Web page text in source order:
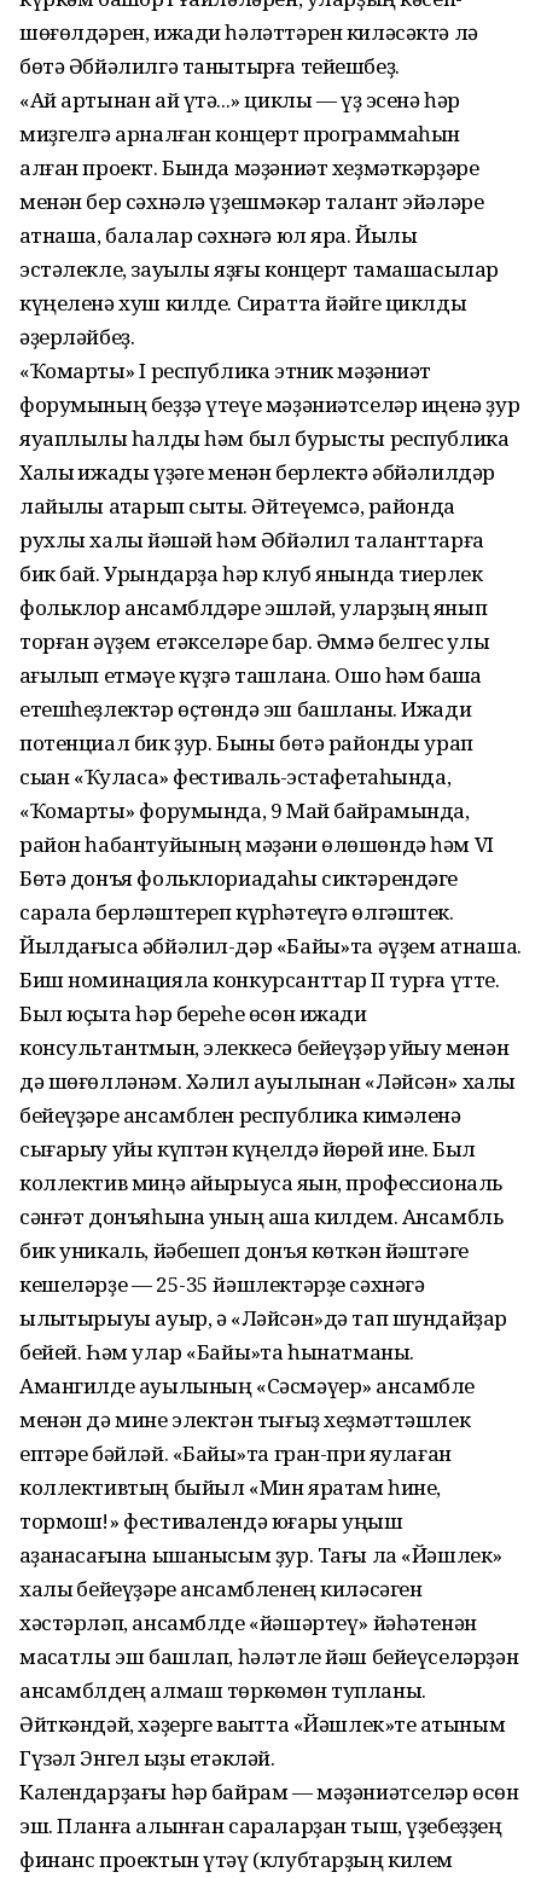
шөғөлдәрен, ижади һәләттәрен киләсәктә лә
бөтә Әбйәлилгә танытырға тейешбеҙ.
«Ай артынан ай үтә...» циклы — үҙ эсенә һәр
миҙгелгә арналған концерт программаһын
алған проект. Бында мәҙәниәт хеҙмәткәрҙәре
менән бер сәхнәлә үҙешмәкәр талант эйәләре
ҡатнаша, балалар сәхнәгә юл яра. Йылы
эстәлекле, зауыҡлы яҙғы концерт тамашасылар
күңеленә хуш килде. Сиратта йәйге циклды
әҙерләйбеҙ.
«Ҡомартҡы» I республика этник мәҙәниәт
форумының беҙҙә үтеүе мәҙәниәтселәр иңенә ҙур
яуаплылыҡ һалды һәм был бурысты республика
Халыҡ ижады үҙәге менән берлектә әбйәлилдәр
лайыҡлы атҡарып сыҡты. Әйтеүемсә, районда
рухлы халыҡ йәшәй һәм Әбйәлил таланттарға
бик бай. Урындарҙа һәр клуб янында тиерлек
фольклор ансамблдәре эшләй, уларҙың янып
торған әүҙем етәкселәре бар. Әммә белгес ҡулы
ҡағылып етмәүе күҙгә ташлана. Ошо һәм башҡа
етешһеҙлектәр өҫтөндә эш башланыҡ. Ижади
потенциал бик ҙур. Быны бөтә районды урап
сыҡҡан «Ҡуласа» фестиваль-эстафетаһында,
«Ҡомартҡы» форумында, 9 Май байрамында,
район һабантуйының мәҙәни өлөшөндә һәм VI
Бөтә донъя фольклориадаһы сиктәрендәге
сарала берләштереп күрһәтеүгә өлгәштек.
Йылдағыса әбйәлил-дәр «Байыҡ»та әүҙем ҡатнаша.
Биш номинацияла конкурсанттар II турға үтте.
Был юҫыҡта һәр береһе өсөн ижади
консультантмын, элеккесә бейеүҙәр ҡуйыу менән
дә шөғөлләнәм. Хәлил ауылынан «Ләйсән» халыҡ
бейеүҙәре ансамблен республика кимәленә
сығарыу уйы күптән күңелдә йөрөй ине. Был
коллектив миңә айырыуса яҡын, профессиональ
сәнғәт донъяһына уның аша килдем. Ансамбль
бик уникаль, йәбешеп донъя көткән йәштәге
кешеләрҙе — 25-35 йәшлектәрҙе сәхнәгә
ылыҡтырыуы ауыр, ә «Ләйсән»дә тап шундайҙар
бейей. Һәм улар «Байыҡ»та һынатманы.
Амангилде ауылының «Сәсмәүер» ансамбле
менән дә мине электән тығыҙ хеҙмәттәшлек
ептәре бәйләй. «Байыҡ»та гран-при яулаған
коллективтың быйыл «Мин яратам һине,
тормош!» фестивалендә юғары уңыш
ҡаҙанасағына ышанысым ҙур. Тағы ла «Йәшлек»
халыҡ бейеүҙәре ансамбленең киләсәген
хәстәрләп, ансамблде «йәшәртеү» йәһәтенән
маҡсатлы эш башлап, һәләтле йәш бейеүселәрҙән
ансамблдең алмаш төркөмөн тупланыҡ.
Әйткәндәй, хәҙерге ваҡытта «Йәшлек»те ҡатыным
Гүзәл Энгел ҡыҙы етәкләй.
Календарҙағы һәр байрам — мәҙәниәтселәр өсөн
эш. Планға алынған сараларҙан тыш, үҙебеҙҙең
финанс проектын үтәү (клубтарҙың килем